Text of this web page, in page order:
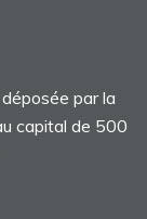
par la
capital de 500